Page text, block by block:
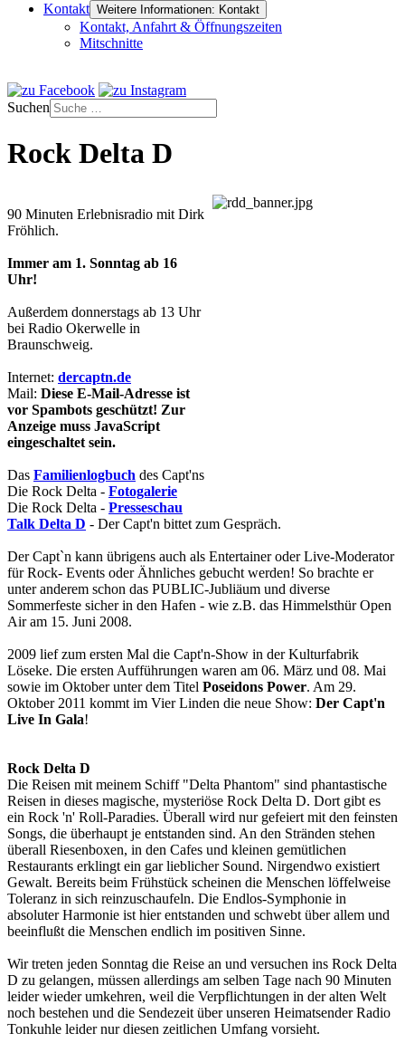
Kontakt Weitere Informationen: Kontakt
Kontakt, Anfahrt & Öffnungszeiten
Mitschnitte
Suchen
Rock Delta D
90 Minuten Erlebnisradio mit Dirk
Fröhlich.
Immer am 1. Sonntag ab 16
Uhr!
Außerdem donnerstags ab 13 Uhr
bei Radio Okerwelle in
Braunschweig.
Internet: dercaptn.de
Mail: Diese E-Mail-Adresse ist
vor Spambots geschützt! Zur
Anzeige muss JavaScript
eingeschaltet sein.
Das Familienlogbuch des Capt'ns
Die Rock Delta - Fotogalerie
Die Rock Delta - Presseschau
Talk Delta D - Der Capt'n bittet zum Gespräch.
Der Capt`n kann übrigens auch als Entertainer oder Live-Moderator
für Rock- Events oder Ähnliches gebucht werden! So brachte er
unter anderem schon das PUBLIC-Jubliäum und diverse
Sommerfeste sicher in den Hafen - wie z.B. das Himmelsthür Open
Air am 15. Juni 2008.
2009 lief zum ersten Mal die Capt'n-Show in der Kulturfabrik
Löseke. Die ersten Aufführungen waren am 06. März und 08. Mai
sowie im Oktober unter dem Titel Poseidons Power. Am 29.
Oktober 2011 kommt im Vier Linden die neue Show: Der Capt'n
Live In Gala!
Rock Delta D
Die Reisen mit meinem Schiff "Delta Phantom" sind phantastische
Reisen in dieses magische, mysteriöse Rock Delta D. Dort gibt es
ein Rock 'n' Roll-Paradies. Überall wird nur gefeiert mit den feinsten
Songs, die überhaupt je entstanden sind. An den Stränden stehen
überall Riesenboxen, in den Cafes und kleinen gemütlichen
Restaurants erklingt ein gar lieblicher Sound. Nirgendwo existiert
Gewalt. Bereits beim Frühstück scheinen die Menschen löffelweise
Toleranz in sich reinzuschaufeln. Die Endlos-Symphonie in
absoluter Harmonie ist hier entstanden und schwebt über allem und
beeinflußt die Menschen endlich im positiven Sinne.
Wir treten jeden Sonntag die Reise an und versuchen ins Rock Delta
D zu gelangen, müssen allerdings am selben Tage nach 90 Minuten
leider wieder umkehren, weil die Verpflichtungen in der alten Welt
noch bestehen und die Sendezeit über unseren Heimatsender Radio
Tonkuhle leider nur diesen zeitlichen Umfang vorsieht.